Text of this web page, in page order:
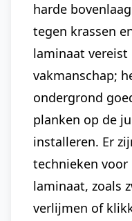
harde
tegen krassen
laminaat vereist
vakmanschap;
ondergrond
planken op de
installeren. Er
technieken voor
laminaat, zoals
verlijmen of